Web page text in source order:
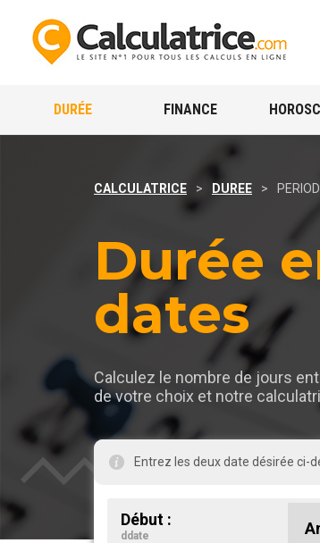
DURÉE FINANCE
CALCULATRICE > DUREE >
Durée
dates
Calculez le nombre de jours
de votre choix et notre
Entrez les deux date désirée
Début :
ddate